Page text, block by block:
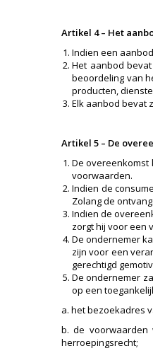
Artikel 4 – Het
Indien een
Het aanbod
beoordeling van
producten,
Elk aanbod bevat
Artikel 5 – De
De overeenkomst
voorwaarden.
Indien de
Zolang de
Indien de
zorgt hij voor een
De ondernemer
zijn voor een
gerechtigd
De ondernemer
op een
a. het bezoekadres
b. de voorwaarden
herroepingsrecht;